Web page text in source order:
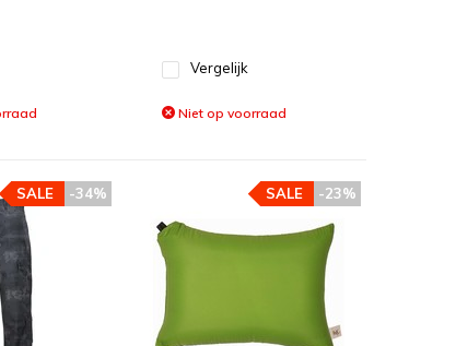
Vergelijk
Niet op voorraad
-34%
SALE -23%
SALE